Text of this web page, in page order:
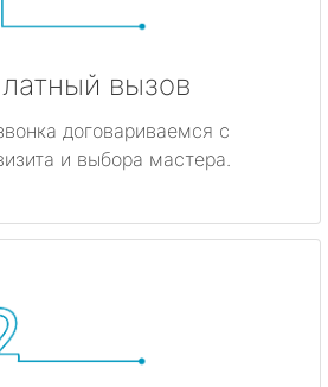
вызов
договариваемся с
и выбора мастера.